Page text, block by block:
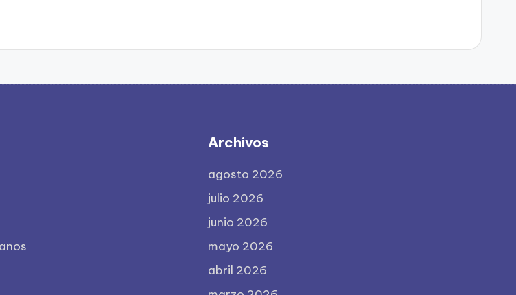
Archivos
agosto 2026
julio 2026
junio 2026
mayo 2026
abril 2026